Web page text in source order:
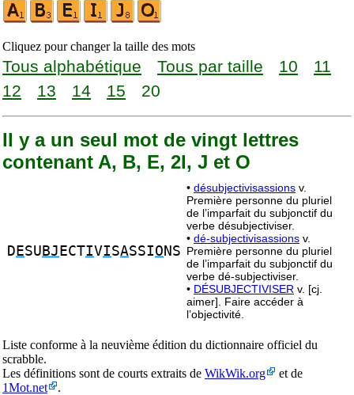
Cliquez pour changer la taille des mots
Tous alphabétique Tous par taille 10
11
12
13 14 15 20
Il y a un seul mot de vingt lettres
contenant A, B, E, 2I, J et O
D ESU BJ ECTIVISASSIO NS
• désubjectivisassions v.
Première personne du pluriel
de l’imparfait du subjonctif du
verbe désubjectiviser.
• dé-subjectivisassions v.
Première personne du pluriel
de l’imparfait du subjonctif du
verbe dé-subjectiviser.
• DÉSUBJECTIVISER v. [cj.
aimer]. Faire accéder à
l’objectivité.
Liste conforme à la neuvième édition du dictionnaire officiel du
scrabble.
Les définitions sont de courts extraits de WikWik.org
et de
1Mot.net
.